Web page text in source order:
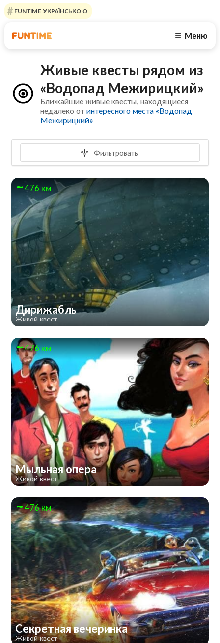
FUNTIME УКРАЇНСЬКОЮ
☰ Меню
Живые квесты рядом из
«Водопад Межирицкий»
Ближайшие живые квесты, находящиеся
недалеко отинтересного места «Водопад
Межирицкий»
Фильтровать
476 км
Дирижабль
Живой квест
476 км
Мыльная опера
Живой квест
476 км
Секретная вечеринка
Живой квест